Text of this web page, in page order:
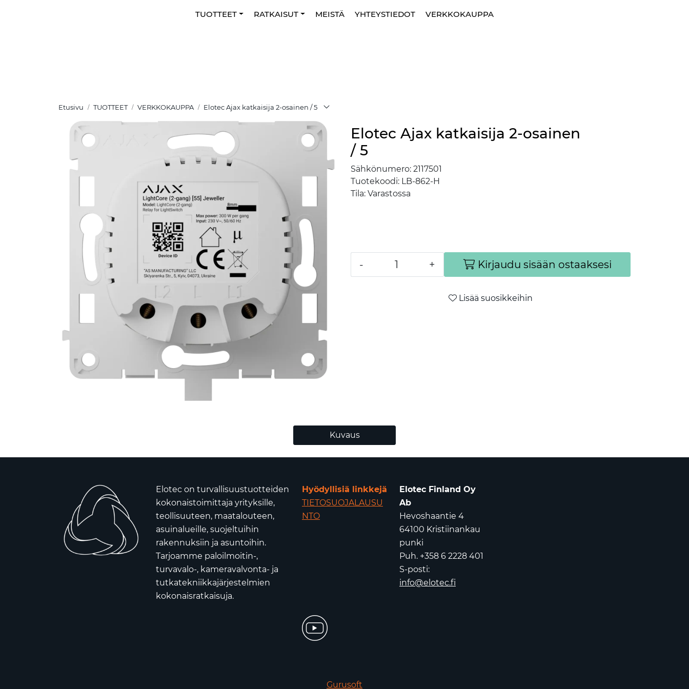
TUOTTEET RATKAISUT MEISTÄ YHTEYSTIEDOT VERKKOKAUPPA
Etusivu TUOTTEET VERKKOKAUPPA Elotec Ajax katkaisija 2-osainen / 5
Elotec Ajax katkaisija 2-osainen
/ 5
Sähkönumero: 2117501
Tuotekoodi: LB-862-H
Tila: Varastossa
- + Kirjaudu sisään ostaaksesi
Lisää suosikkeihin
Kuvaus
Elotec on turvallisuustuotteiden
kokonaistoimittaja yrityksille,
teollisuuteen, maatalouteen,
asuinalueille, suojeltuihin
rakennuksiin ja asuntoihin.
Tarjoamme paloilmoitin-,
turvavalo-, kameravalvonta- ja
tutkatekniikkajärjestelmien
kokonaisratkaisuja.
Hyödyllisiä linkkejä
TIETOSUOJALAUSU
NTO
Elotec Finland Oy
Ab
Hevoshaantie 4
64100 Kristiinankau
punki
Puh. +358 6 2228 401
S-posti:
info@elotec.fi
Gurusoft